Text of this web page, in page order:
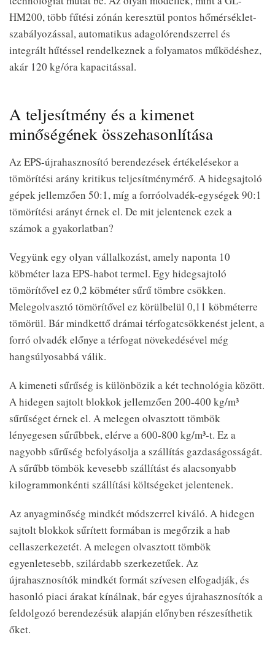
HM200, több fűtési zónán keresztül pontos hőmérséklet-
szabályozással, automatikus adagolórendszerrel és
integrált hűtéssel rendelkeznek a folyamatos működéshez,
akár 120 kg/óra kapacitással.
A teljesítmény és a kimenet
minőségének összehasonlítása
Az EPS-újrahasznosító berendezések értékelésekor a
tömörítési arány kritikus teljesítménymérő. A hidegsajtoló
gépek jellemzően 50:1, míg a forróolvadék-egységek 90:1
tömörítési arányt érnek el. De mit jelentenek ezek a
számok a gyakorlatban?
Vegyünk egy olyan vállalkozást, amely naponta 10
köbméter laza EPS-habot termel. Egy hidegsajtoló
tömörítővel ez 0,2 köbméter sűrű tömbre csökken.
Melegolvasztó tömörítővel ez körülbelül 0,11 köbméterre
tömörül. Bár mindkettő drámai térfogatcsökkenést jelent, a
forró olvadék előnye a térfogat növekedésével még
hangsúlyosabbá válik.
A kimeneti sűrűség is különbözik a két technológia között.
A hidegen sajtolt blokkok jellemzően 200-400 kg/m³
sűrűséget érnek el. A melegen olvasztott tömbök
lényegesen sűrűbbek, elérve a 600-800 kg/m³-t. Ez a
nagyobb sűrűség befolyásolja a szállítás gazdaságosságát.
A sűrűbb tömbök kevesebb szállítást és alacsonyabb
kilogrammonkénti szállítási költségeket jelentenek.
Az anyagminőség mindkét módszerrel kiváló. A hidegen
sajtolt blokkok sűrített formában is megőrzik a hab
cellaszerkezetét. A melegen olvasztott tömbök
egyenletesebb, szilárdabb szerkezetűek. Az
újrahasznosítók mindkét formát szívesen elfogadják, és
hasonló piaci árakat kínálnak, bár egyes újrahasznosítók a
feldolgozó berendezésük alapján előnyben részesíthetik
őket.